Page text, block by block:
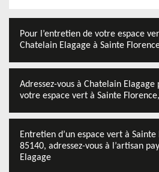
Pour l’entretien de votre espace
Chatelain Elagage à Sainte
Adressez-vous à Chatelain
votre espace vert à Sainte
Entretien d’un espace vert à
85140, adressez-vous à l’artisan
Elagage